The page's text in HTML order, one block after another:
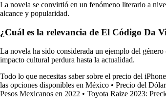
La novela se convirtió en un fenómeno literario a
alcance y popularidad.
¿Cuál es la relevancia de El Código Da
La novela ha sido considerada un ejemplo del
impacto cultural perdura hasta la actualidad.
Todo lo que necesitas saber sobre el precio del
las opciones disponibles en México • Precio del
Pesos Mexicanos en 2022 • Toyota Raize 2023: